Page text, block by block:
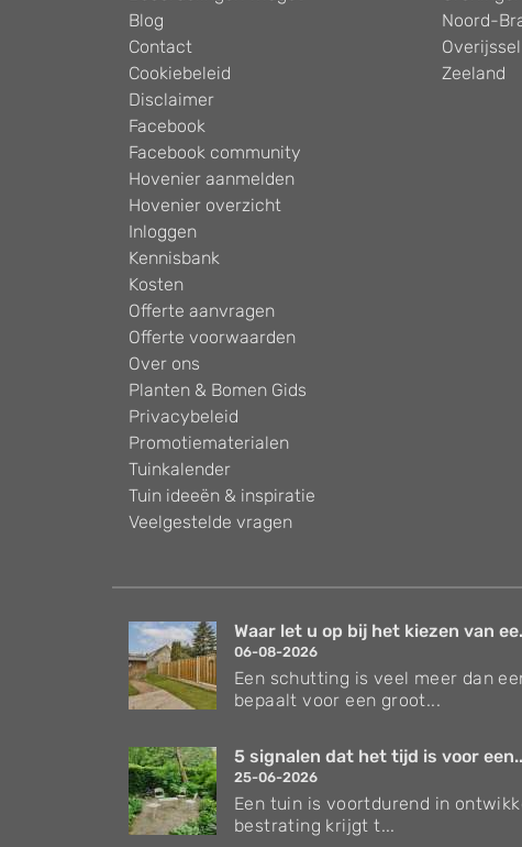
Blog
Contact
Cookiebeleid
Disclaimer
Facebook
Facebook community
Hovenier aanmelden
Hovenier overzicht
Inloggen
Kennisbank
Kosten
Offerte aanvragen
Offerte voorwaarden
Over ons
Planten & Bomen Gids
Privacybeleid
Promotiematerialen
Tuinkalender
Tuin ideeën & inspiratie
Veelgestelde vragen
Noord-
Overijssel
Zeeland
Waar let u op bij het kiezen van
06-08-2026
Een schutting is veel meer dan
bepaalt voor een groot...
5 signalen dat het tijd is voor
25-06-2026
Een tuin is voortdurend in
bestrating krijgt t...